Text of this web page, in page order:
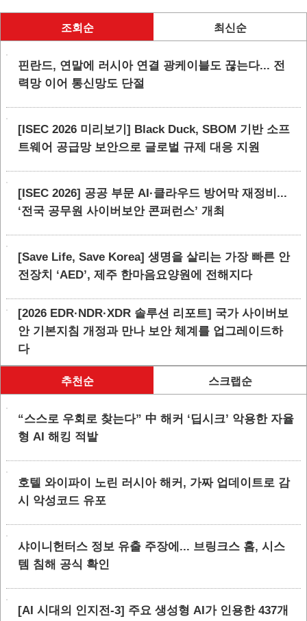
조회순 최신순
핀란드, 연말에 러시아 연결 광케이블도 끊는다... 전
력망 이어 통신망도 단절
[ISEC 2026 미리보기] Black Duck, SBOM 기반 소프
트웨어 공급망 보안으로 글로벌 규제 대응 지원
[ISEC 2026] 공공 부문 AI·클라우드 방어막 재정비...
‘전국 공무원 사이버보안 콘퍼런스’ 개최
[Save Life, Save Korea] 생명을 살리는 가장 빠른 안
전장치 ‘AED’, 제주 한마음요양원에 전해지다
[2026 EDR·NDR·XDR 솔루션 리포트] 국가 사이버보
안 기본지침 개정과 만나 보안 체계를 업그레이드하
다
추천순 스크랩순
“스스로 우회로 찾는다” 中 해커 ‘딥시크’ 악용한 자율
형 AI 해킹 적발
호텔 와이파이 노린 러시아 해커, 가짜 업데이트로 감
시 악성코드 유포
샤이니헌터스 정보 유출 주장에... 브링크스 홈, 시스
템 침해 공식 확인
[AI 시대의 인지전-3] 주요 생성형 AI가 인용한 437개